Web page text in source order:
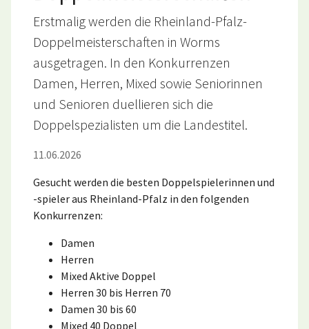
Erstmalig werden die Rheinland-Pfalz-
Doppelmeisterschaften in Worms
ausgetragen. In den Konkurrenzen
Damen, Herren, Mixed sowie Seniorinnen
und Senioren duellieren sich die
Doppelspezialisten um die Landestitel.
11.06.2026
Gesucht werden die besten Doppelspielerinnen und
-spieler aus Rheinland-Pfalz in den folgenden
Konkurrenzen:
Damen
Herren
Mixed Aktive Doppel
Herren 30 bis Herren 70
Damen 30 bis 60
Mixed 40 Doppel